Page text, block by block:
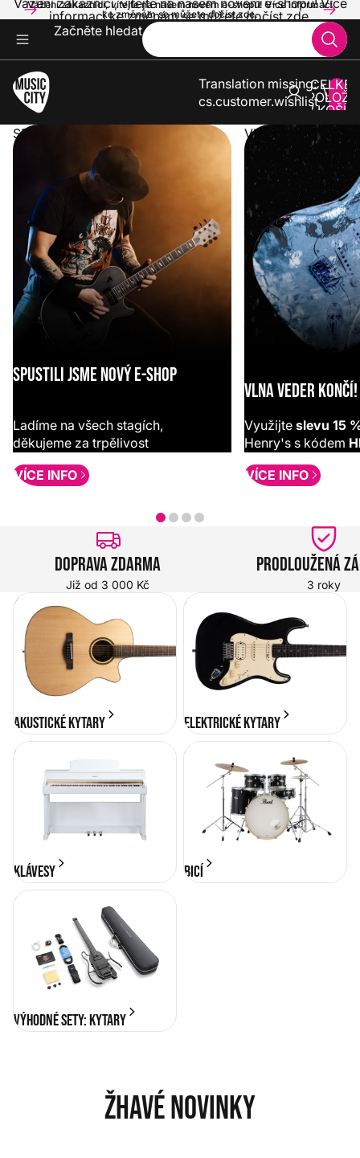
Vážení zákazníci, vítejte na našem novém e-shopu! Více informací
ke změnám se můžete dočíst zde.
Vážení zákazníci, vítejte na našem novém e-shopu! Více
informací ke změnám se můžete dočíst zde.
Začněte hledat
Translation missing:
cs.customer.wishlist
V
0
SPUSTILI JSME NOVÝ E-SHOP
SPUSTILI JSME NOVÝ E-SHOP
Ladíme na všech stagích,
děkujeme za trpělivost
VÍCE INFO
VLNA VEDER
VLNA VEDER KONČÍ!
Využijte slevu 15
Henry's s kódem
VÍCE INFO
Doprava zdarma
Již od 3 000 Kč
Prodloužená
3 roky
Akustické kytary
Akustické kytary
Elektrické kytary
Elektrické kytary
KLÁVESY
KLÁVESY
BICÍ
BICÍ
Výhodné sety: Kytary
Výhodné sety: Kytary
Žhavé novinky